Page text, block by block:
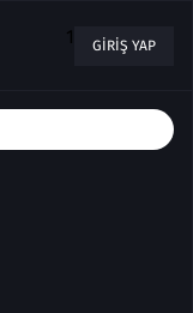
1 GIRIŞ YAP